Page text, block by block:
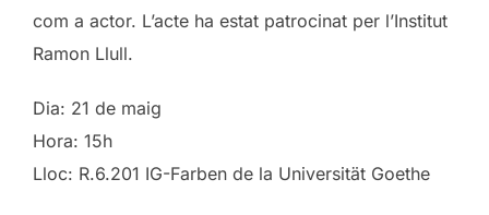
com a actor. L’acte ha estat patrocinat per l’Institut
Ramon Llull.
Dia: 21 de maig
Hora: 15h
Lloc: R.6.201 IG-Farben de la Universität Goethe